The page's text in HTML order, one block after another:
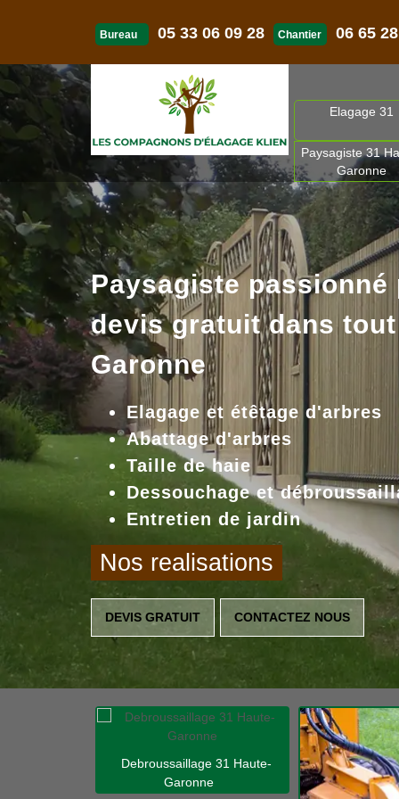
Bureau 05 33 06 09 28 Chantier 06 65
Elagage 31
Paysagiste 31
Garonne
Paysagiste passionné
devis gratuit dans tout
Garonne
Elagage et étêtage d'arbres
Abattage d'arbres
Taille de haie
Dessouchage et
Entretien de jardin
Nos realisations
DEVIS GRATUIT CONTACTEZ NOUS
Debroussaillage 31 Haute-
Garonne